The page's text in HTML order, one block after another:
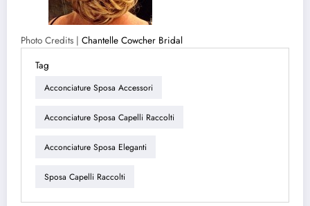
Photo Credits | Chantelle Cowcher Bridal
Tag
Acconciature Sposa Accessori
Acconciature Sposa Capelli Raccolti
Acconciature Sposa Eleganti
Sposa Capelli Raccolti